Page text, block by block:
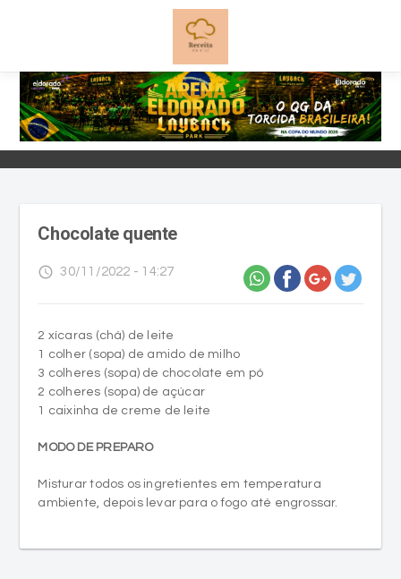
Chocolate quente
access_time 30/11/2022 - 14:27
2 xícaras (chá) de leite
1 colher (sopa) de amido de milho
3 colheres (sopa) de chocolate em pó
2 colheres (sopa) de açúcar
1 caixinha de creme de leite
MODO DE PREPARO
Misturar todos os ingretientes em temperatura
ambiente, depois levar para o fogo até engrossar.